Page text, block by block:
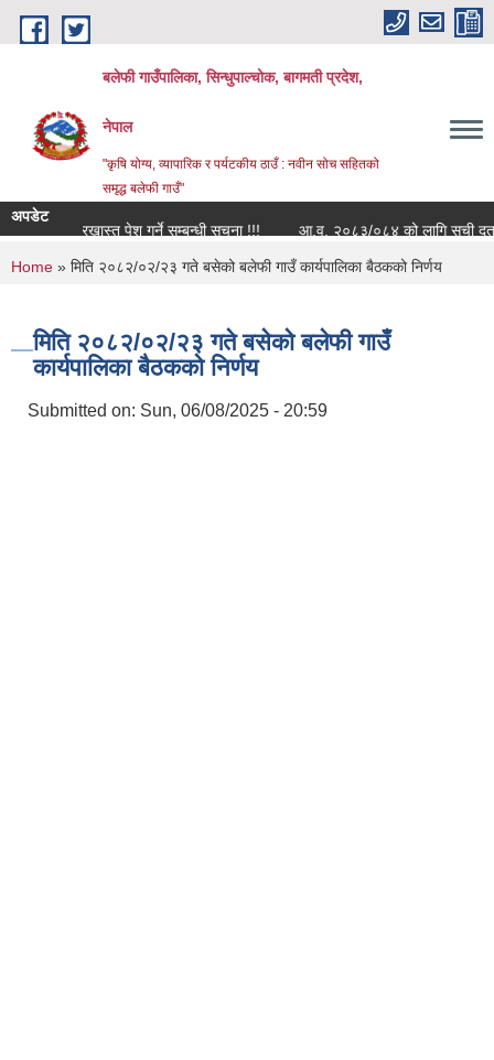
Skip to main content
बलेफी गाउँपालिका, सिन्धुपाल्चोक, बागमती प्रदेश,
नेपाल
"कृषि योग्य, व्यापारिक र पर्यटकीय ठाउँ : नवीन सोच सहितको
समृद्ध बलेफी गाउँ"
अपडेट
लागि दरखास्त पेश गर्ने सम्बन्धी सूचना !!!
आ.व. २०८३/०८४ को लागि सूची दर्ता
You are here
Home » मिति २०८२/०२/२३ गते बसेको बलेफी गाउँ कार्यपालिका बैठकको निर्णय
मिति २०८२/०२/२३ गते बसेको बलेफी गाउँ
कार्यपालिका बैठकको निर्णय
Submitted on: Sun, 06/08/2025 - 20:59